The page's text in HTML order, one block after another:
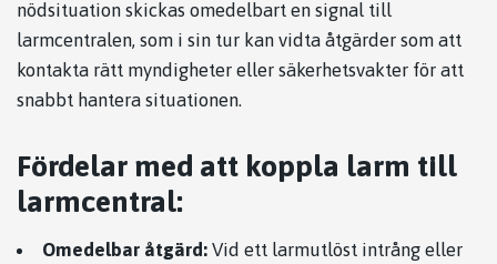
nödsituation skickas omedelbart en signal till
larmcentralen, som i sin tur kan vidta åtgärder som att
kontakta rätt myndigheter eller säkerhetsvakter för att
snabbt hantera situationen.
Fördelar med att koppla larm till
larmcentral:
Omedelbar åtgärd:Vid ett larmutlöst intrång eller